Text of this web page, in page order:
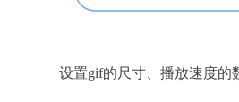
设置gif的尺寸、播放速度的